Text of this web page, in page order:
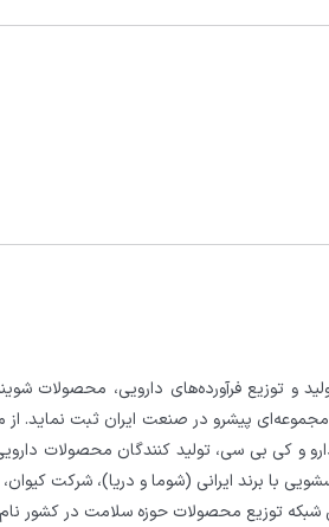
سال ۱۳۴۵ با تمرکز بر تولید و توزیع فرآورده‌های
پیشرو در صنعت ایران ثبت نماید. از
دارو و کی بی سی، تولید کنندگان محصولات
با برند ایرانی (شوما و دریا)، شرکت
شبکه توزیع محصولات حوزه سلامت در کشور نام